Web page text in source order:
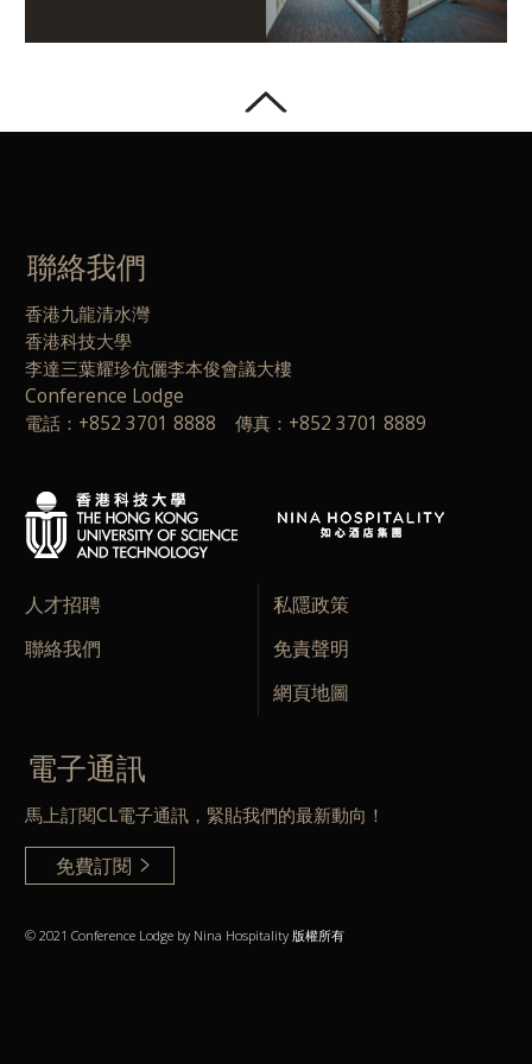
聯絡我們
香港九龍清水灣
香港科技大學
李達三葉耀珍伉儷李本俊會議大樓
Conference Lodge
電話：+852 3701 8888 傳真：+852 3701 8889
人才招聘
聯絡我們
私隱政策
免責聲明
網頁地圖
電子通訊
馬上訂閱CL電子通訊，緊貼我們的最新動向！
免費訂閱
© 2021 Conference Lodge by Nina Hospitality 版權所有